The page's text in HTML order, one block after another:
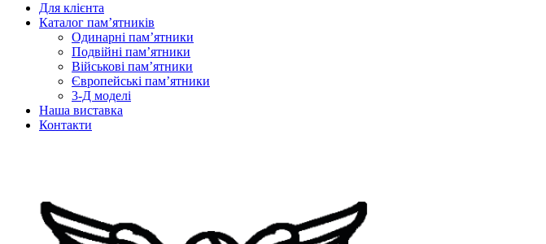
Для клієнта
Каталог пам’ятників
Одинарні пам’ятники
Подвійні пам’ятники
Військові пам’ятники
Європейські пам’ятники
3-Д моделі
Наша виставка
Контакти